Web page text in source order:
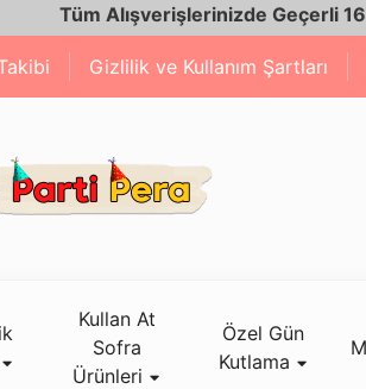
Tüm Alışverişlerinizde Geçerli 1600
Gizlilik ve Kullanım Şartları
Kullan At
Sofra
Ürünleri
Özel Gün
Kutlama